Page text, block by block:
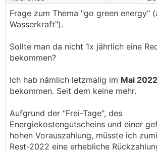
Frage zum Thema "go green energy"
Wasserkraft").
Sollte man da nicht 1x jährlich eine
bekommen?
Ich hab nämlich letzmalig im Mai 2022
bekommen. Seit dem keine mehr.
Aufgrund der "Frei-Tage", des
Energiekostengutscheins und einer
hohen Vorauszahlung, müsste ich
Rest-2022 eine erhebliche